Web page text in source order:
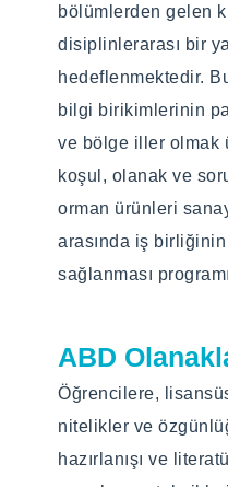
bölümlerden gelen
disiplinlerarası bir
hedeflenmektedir.
bilgi birikimlerinin
ve bölge iller olmak
koşul, olanak ve
orman ürünleri
arasında iş
sağlanması
ABD
Öğrencilere,
nitelikler ve
hazırlanışı ve
program provides a
that can be the
specialization, it
students with the